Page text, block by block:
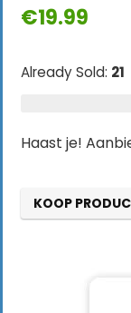
€19.99
Already Sold: 21
Haast je!
KOOP